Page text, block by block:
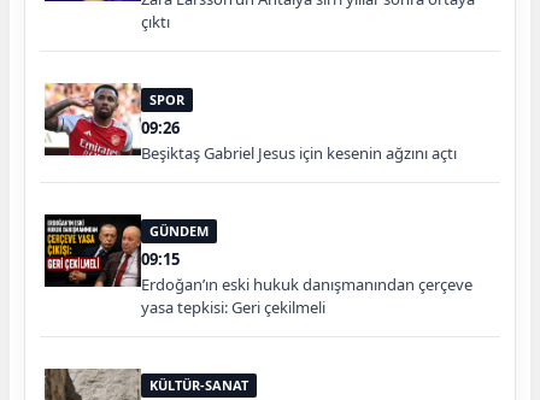
çıktı
SPOR
09:26
Beşiktaş Gabriel Jesus için kesenin ağzını açtı
GÜNDEM
09:15
Erdoğan’ın eski hukuk danışmanından çerçeve
yasa tepkisi: Geri çekilmeli
KÜLTÜR-SANAT